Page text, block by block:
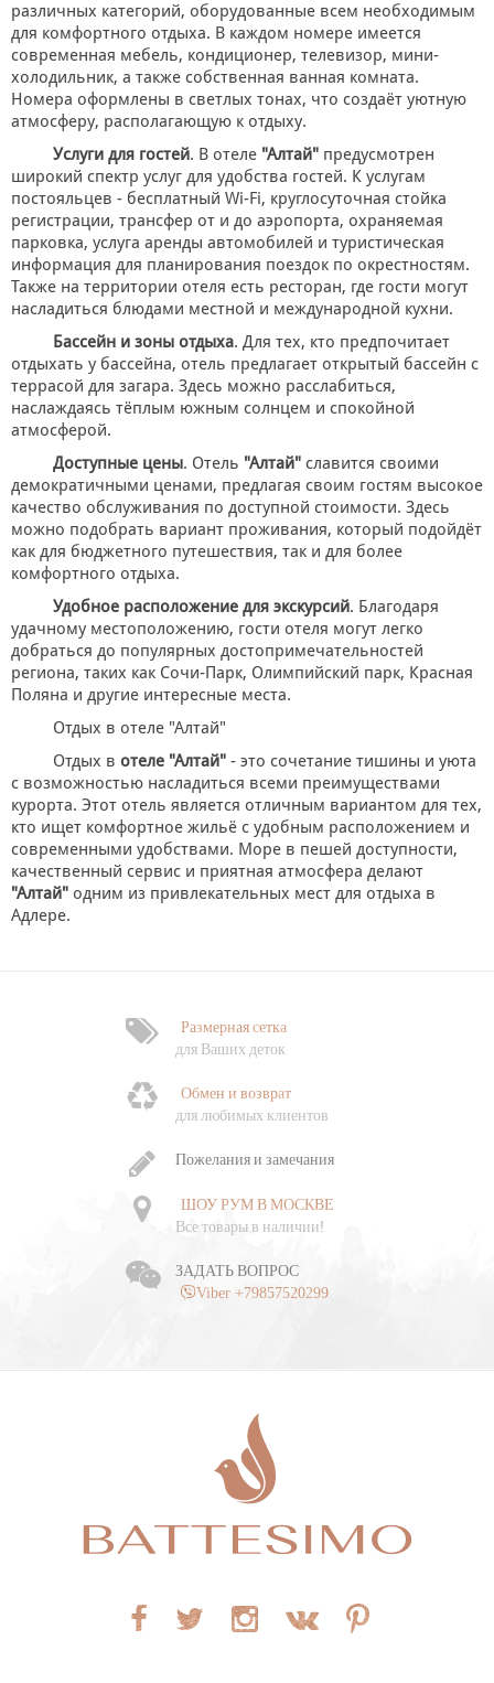
различных категорий, оборудованные всем необходимым
для комфортного отдыха. В каждом номере имеется
современная мебель, кондиционер, телевизор, мини-
холодильник, а также собственная ванная комната.
Номера оформлены в светлых тонах, что создаёт уютную
атмосферу, располагающую к отдыху.
Услуги для гостей. В отеле "Алтай"предусмотрен
широкий спектр услуг для удобства гостей. К услугам
постояльцев - бесплатный Wi-Fi, круглосуточная стойка
регистрации, трансфер от и до аэропорта, охраняемая
парковка, услуга аренды автомобилей и туристическая
информация для планирования поездок по окрестностям.
Также на территории отеля есть ресторан, где гости могут
насладиться блюдами местной и международной кухни.
Бассейн и зоны отдыха. Для тех, кто предпочитает
отдыхать у бассейна, отель предлагает открытый бассейн с
террасой для загара. Здесь можно расслабиться,
наслаждаясь тёплым южным солнцем и спокойной
атмосферой.
Доступные цены. Отель "Алтай"славится своими
демократичными ценами, предлагая своим гостям высокое
качество обслуживания по доступной стоимости. Здесь
можно подобрать вариант проживания, который подойдёт
как для бюджетного путешествия, так и для более
комфортного отдыха.
Удобное расположение для экскурсий. Благодаря
удачному местоположению, гости отеля могут легко
добраться до популярных достопримечательностей
региона, таких как Сочи-Парк, Олимпийский парк, Красная
Поляна и другие интересные места.
Отдых в отеле "Алтай"
Отдых в отеле "Алтай"- это сочетание тишины и уюта
с возможностью насладиться всеми преимуществами
курорта. Этот отель является отличным вариантом для тех,
кто ищет комфортное жильё с удобным расположением и
современными удобствами. Море в пешей доступности,
качественный сервис и приятная атмосфера делают
"Алтай" одним из привлекательных мест для отдыха в
Адлере.
Размерная сетка
для Ваших деток
Обмен и возврат
для любимых клиентов
Пожелания и замечания
ШОУ РУМ В МОСКВЕ
Все товары в наличии!
ЗАДАТЬ ВОПРОС
Viber +79857520299